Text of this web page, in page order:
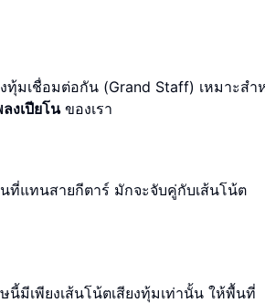
ทุ้มเชื่อมต่อกัน (Grand Staff) เหมาะสำ
งเปียโนของเรา
ที่แทนสายกีตาร์ มักจะจับคู่กับเส้นโน้ต
นี้มีเพียงเส้นโน้ตเสียงทุ้มเท่านั้น ให้พื้นที่